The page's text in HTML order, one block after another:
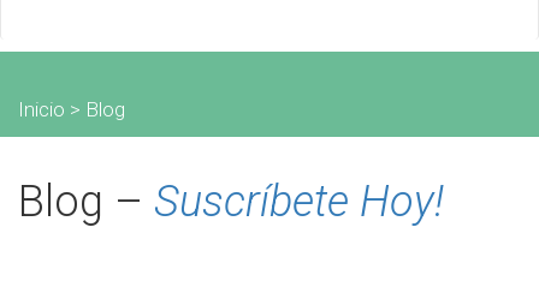
Inicio > Blog
Blog – Suscríbete Hoy!